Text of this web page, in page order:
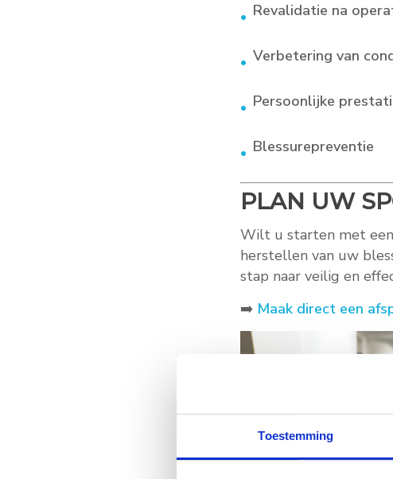
Toestemming
Revalidatie na
Verbetering van
Persoonlijke
Blessurepreventie
PLAN UW
Wilt u starten met een
herstellen van uw
stap naar veilig en
➡️ Maak direct een